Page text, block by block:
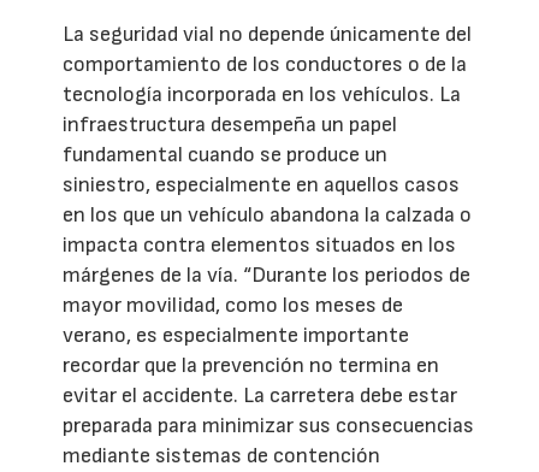
La seguridad vial no depende únicamente del
comportamiento de los conductores o de la
tecnología incorporada en los vehículos. La
infraestructura desempeña un papel
fundamental cuando se produce un
siniestro, especialmente en aquellos casos
en los que un vehículo abandona la calzada o
impacta contra elementos situados en los
márgenes de la vía. “Durante los periodos de
mayor movilidad, como los meses de
verano, es especialmente importante
recordar que la prevención no termina en
evitar el accidente. La carretera debe estar
preparada para minimizar sus consecuencias
mediante sistemas de contención